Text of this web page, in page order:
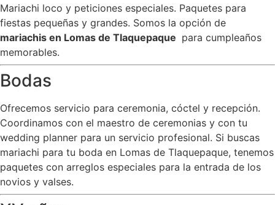
Mariachi loco y peticiones especiales. Paquetes para
fiestas pequeñas y grandes. Somos la opción de
mariachis en Lomas de Tlaquepaque para cumpleaños
memorables.
Bodas
Ofrecemos servicio para ceremonia, cóctel y recepción.
Coordinamos con el maestro de ceremonias y con tu
wedding planner para un servicio profesional. Si buscas
mariachi para tu boda en Lomas de Tlaquepaque, tenemos
paquetes con arreglos especiales para la entrada de los
novios y valses.